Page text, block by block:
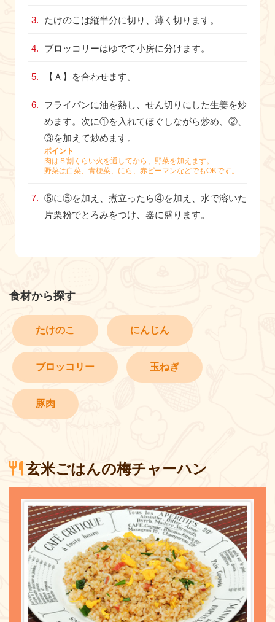
たけのこは縦半分に切り、薄く切ります。
ブロッコリーはゆでて小房に分けます。
【Ａ】を合わせます。
フライパンに油を熱し、せん切りにした生姜を炒
めます。次に①を入れてほぐしながら炒め、②、
③を加えて炒めます。
ポイント
肉は８割くらい火を通してから、野菜を加えます。
野菜は白菜、青梗菜、にら、赤ピーマンなどでもOKです。
⑥に⑤を加え、煮立ったら④を加え、水で溶いた
片栗粉でとろみをつけ、器に盛ります。
食材から探す
たけのこ にんじん
ブロッコリー 玉ねぎ
豚肉
玄米ごはんの梅チャーハン